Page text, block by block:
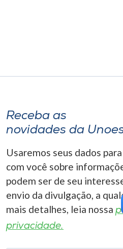
A-
Receba as
novidades da
Usaremos seus dados
com você sobre
podem ser de seu
envio da divulgação, a
mais detalhes, leia nossa
privacidade.